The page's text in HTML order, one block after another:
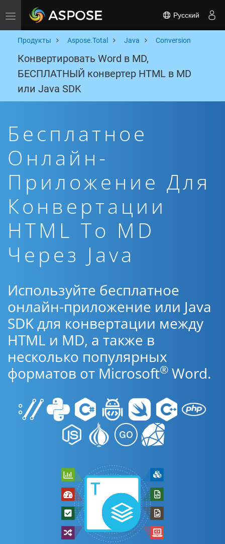
Toggle navigation Русский
Продукты Aspose.Total Java Conversion
Конвертировать Word в MD,
БЕСПЛАТНЫЙ конвертер HTML в MD
или Java SDK
Бесплатное
Онлайн-
Приложение Для
Конвертации
HTML To MD
Через Java
Используйте бесплатное
онлайн-приложение или Java
SDK для конвертации между
HTML и MD, а также в
несколько популярных
форматов от Microsoft® Word.